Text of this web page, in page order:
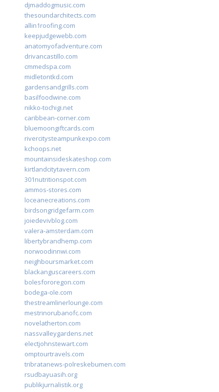
djmaddogmusic.com
thesoundarchitects.com
allin1roofing.com
keepjudgewebb.com
anatomyofadventure.com
drivancastillo.com
cmmedspa.com
midletontkd.com
gardensandgrills.com
basilfoodwine.com
nikko-tochigi.net
caribbean-corner.com
bluemoongiftcards.com
rivercitysteampunkexpo.com
kchoops.net
mountainsideskateshop.com
kirtlandcitytavern.com
301nutritionspot.com
ammos-stores.com
loceanecreations.com
birdsongridgefarm.com
joiedevivblog.com
valera-amsterdam.com
libertybrandhemp.com
norwoodinnwi.com
neighboursmarket.com
blackanguscareers.com
bolesfororegon.com
bodega-ole.com
thestreamlinerlounge.com
mestrinorubanofc.com
novelatherton.com
nassvalleygardens.net
electjohnstewart.com
omptourtravels.com
tribratanews-polreskebumen.com
rsudbayuasih.org
publikjurnalistik.org